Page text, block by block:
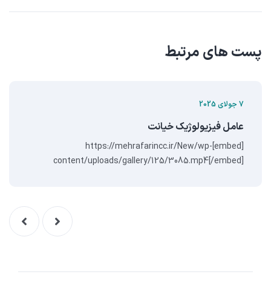
پست های مرتبط
7 جولای 2025
عامل فیزیولوژیک خیانت
[embed]https://mehrafarincc.ir/New/wp-
content/uploads/gallery/125/3085.mp4[/embed]